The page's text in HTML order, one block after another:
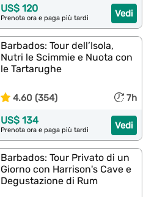
Vedi
US$ 120
Prenota ora e paga più tardi
Barbados: Tour dell’Isola,
Nutri le Scimmie e Nuota con
le Tartarughe
4.60 (354) 7h
Vedi
US$ 134
Prenota ora e paga più tardi
Barbados: Tour Privato di un
Giorno con Harrison's Cave e
Degustazione di Rum